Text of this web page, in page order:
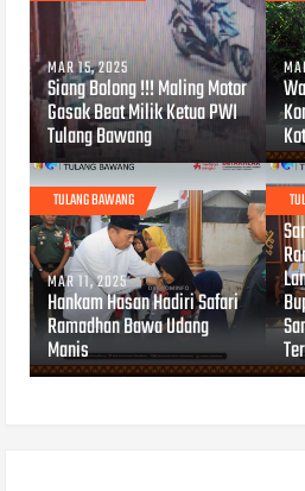
MAR 15, 2025
Siang Bolong !!! Maling Motor
Gasak Beat Milik Ketua PWI
Tulang Bawang
TULANG BAWANG
MAR 11, 2025
Hankam Hasan Hadiri Safari
Ramadhan Bawa Udang
Manis